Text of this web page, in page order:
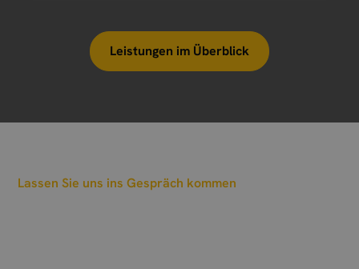
Leistungen im Überblick
Lassen Sie uns ins Gespräch kommen